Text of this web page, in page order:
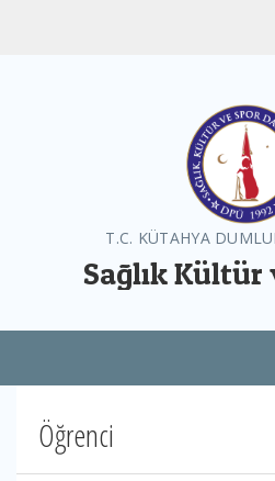
T.C. KÜTAHYA
Sağlık Kültür
Öğrenci